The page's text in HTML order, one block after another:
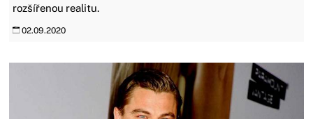
rozšířenou realitu.
02.09.2020